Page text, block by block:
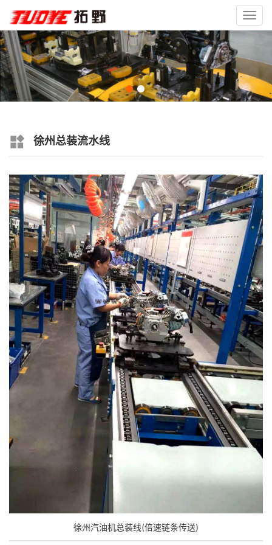
徐州总装流水线
徐州汽油机总装线(倍速链条传送)